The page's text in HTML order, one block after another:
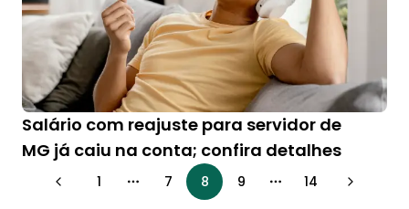
Salário com reajuste para servidor de
MG já caiu na conta; confira detalhes
1 More pages
7 8 9 More pages
14